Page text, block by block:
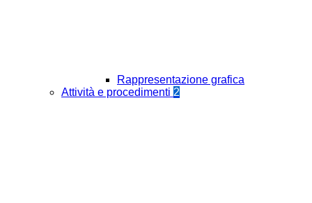
Rappresentazione grafica
Attività e procedimenti 2